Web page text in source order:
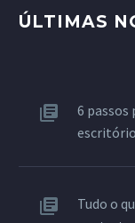
ÚLTIMAS
6 passos
Tudo o